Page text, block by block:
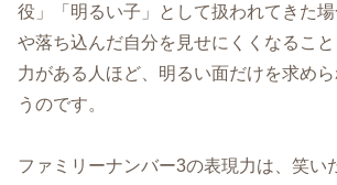
役」「明るい子」として扱われてきた
や落ち込んだ自分を見せにくくなるこ
力がある人ほど、明るい面だけを求め
うのです。
ファミリーナンバー3の表現力は、笑い